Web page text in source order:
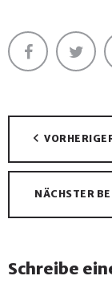
Facebook
NÄCHSTER
Schreibe